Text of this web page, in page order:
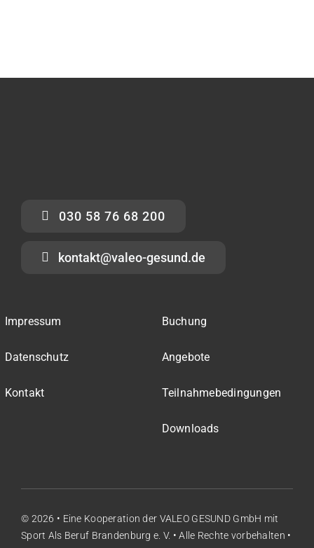
030 58 76 68 200
kontakt@valeo-gesund.de
Impressum
Datenschutz
Kontakt
Buchung
Angebote
Teilnahmebedingungen
Downloads
© 2026 • Eine Kooperation der VALEO GESUND GmbH mit
Sport Als Beruf Brandenburg e. V. • Alle Rechte vorbehalten •